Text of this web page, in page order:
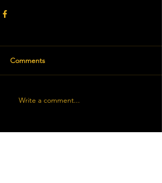
Comments
Write a comment...